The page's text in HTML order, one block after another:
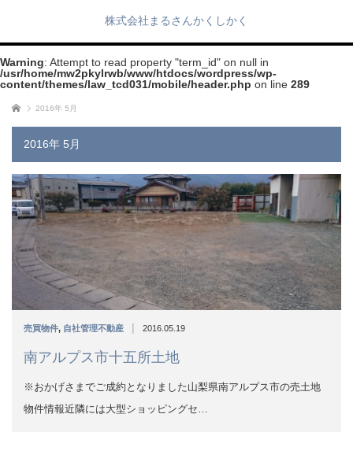
株式会社まるさんかくしかく
Warning: Attempt to read property "term_id" on null in
/usr/home/mw2pkylrwb/www/htdocs/wordpress/wp-
content/themes/law_tcd031/mobile/header.php on line 289
ホーム 2016年 5月
2016年 5月
売買物件, 自社管理不動産 | 2016.05.19
南アルプス市十五所土地
※おかげさまでご成約となりました山梨県南アルプス市の売土地
物件情報近隣には大型ショッピングセ…